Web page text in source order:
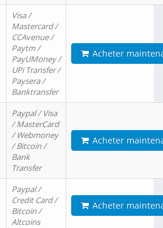
Visa /
Mastercard /
CCAvenue /
Paytm /
PayUMoney /
UPi Transfer /
Paysera /
Banktransfer
Acheter
Paypal / Visa
/ MasterCard
/ Webmoney
/ Bitcoin /
Bank
Transfer
Acheter
Paypal /
Credit Card /
Bitcoin /
Altcoins
Acheter